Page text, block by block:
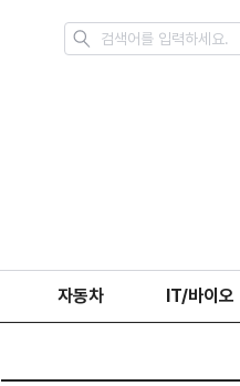
자동차 IT/바이오